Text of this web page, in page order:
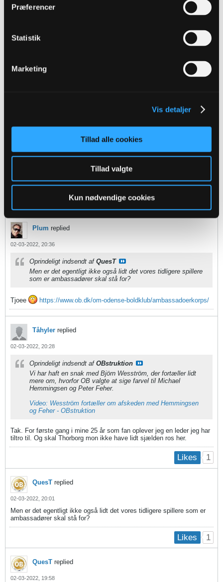
Præferencer
Statistik
Marketing
Vis detaljer
Tillad alle cookies
Tillad valgte
Kun nødvendige cookies
sørger for kulturen er i orden, huskes og efterleves.
Jeg tror dog ikke det er en post som tåler dagens lys i
Der er ikke nødvendigvis mange bundne opgaver i sådan en
Havde det været en mulighed, så er hemme dog nok ikke
02-03-2022, 20:52
Jeg gør ikke, men stoler på at det var endnu en fejl ansættelse
Plum replied
02-03-2022, 20:36
Oprindeligt indsendt af QuesT
Men er det egentligt ikke også lidt det vores tidligere spillere
som er ambassadører skal stå for?
Tjoee https://www.ob.dk/om-odense-boldklub/ambassadoerkorps/
Tåhyler replied
02-03-2022, 20:28
Oprindeligt indsendt af OBstruktion
Vi har haft en snak med Björn Wesström, der fortæller lidt
mere om, hvorfor OB valgte at sige farvel til Michael
Hemmingsen og Peter Feher.
Video: Wesström fortæller om afskeden med Hemmingsen
og Feher - OBstruktion
Tak. For første gang i mine 25 år som fan oplever jeg en leder jeg har
tiltro til. Og skal Thorborg mon ikke have lidt sjælden ros her.
Likes 1
QuesT replied
02-03-2022, 20:01
Men er det egentligt ikke også lidt det vores tidligere spillere som er
ambassadører skal stå for?
Likes 1
QuesT replied
02-03-2022, 19:58